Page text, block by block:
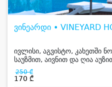
ვინეარდი • VINEYARD
ივლისი, აგვისტო, კახეთში
საუზმით, აივნით და ღია
250 ₾
170 ₾